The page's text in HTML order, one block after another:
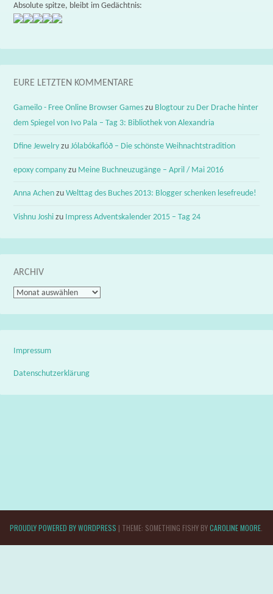
Absolute spitze, bleibt im Gedächtnis:
EURE LETZTEN KOMMENTARE
Gameilo - Free Online Browser Games zu Blogtour zu Der Drache hinter
dem Spiegel von Ivo Pala – Tag 3: Bibliothek von Alexandria
Dfine Jewelry zuJólabókaflóð – Die schönste Weihnachtstradition
epoxy company zu Meine Buchneuzugänge – April / Mai 2016
Anna Achen zuWelttag des Buches 2013: Blogger schenken lesefreude!
Vishnu Joshi zu Impress Adventskalender 2015 – Tag 24
ARCHIV
Archiv
Impressum
Datenschutzerklärung
PROUDLY POWERED BY WORDPRESS | THEME: SOMETHING FISHY BYCAROLINE MOORE